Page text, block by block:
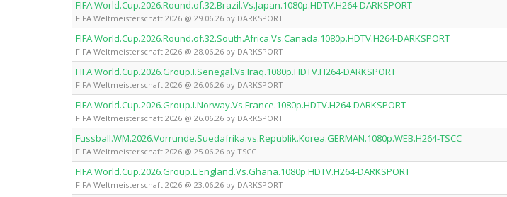
FIFA.World.Cup.2026.Round.of.32.Brazil.Vs.Japan.1080p.HDTV.H264-DARKSPORT
FIFA Weltmeisterschaft 2026 @ 29.06.26 by DARKSPORT
FIFA.World.Cup.2026.Round.of.32.South.Africa.Vs.Canada.1080p.HDTV.H264-DARKSPORT
FIFA Weltmeisterschaft 2026 @ 28.06.26 by DARKSPORT
FIFA.World.Cup.2026.Group.I.Senegal.Vs.Iraq.1080p.HDTV.H264-DARKSPORT
FIFA Weltmeisterschaft 2026 @ 26.06.26 by DARKSPORT
FIFA.World.Cup.2026.Group.I.Norway.Vs.France.1080p.HDTV.H264-DARKSPORT
FIFA Weltmeisterschaft 2026 @ 26.06.26 by DARKSPORT
Fussball.WM.2026.Vorrunde.Suedafrika.vs.Republik.Korea.GERMAN.1080p.WEB.H264-TSCC
FIFA Weltmeisterschaft 2026 @ 25.06.26 by TSCC
FIFA.World.Cup.2026.Group.L.England.Vs.Ghana.1080p.HDTV.H264-DARKSPORT
FIFA Weltmeisterschaft 2026 @ 23.06.26 by DARKSPORT